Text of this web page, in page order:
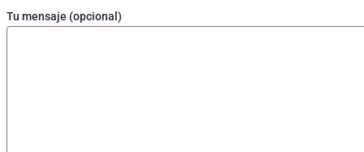
Tu mensaje (opcional)